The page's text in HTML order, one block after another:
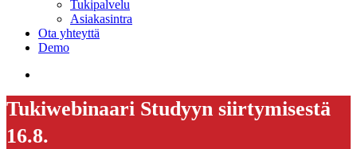
Tukipalvelu
Asiakasintra
Ota yhteyttä
Demo
Tukiwebinaari Studyyn siirtymisestä
16.8.